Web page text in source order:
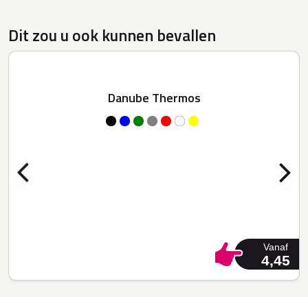
Dit zou u ook kunnen bevallen
Danube Thermos
Vanaf
4,45